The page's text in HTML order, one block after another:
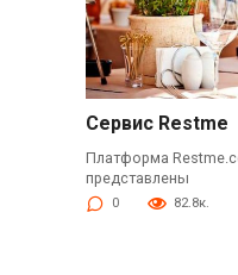
Сервис Restme
Платформа
представлены
0 82.8к.